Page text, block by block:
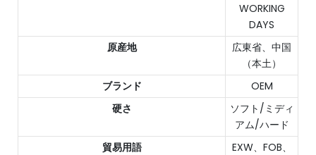
WORKING
DAYS
原産地
広東省、中国
（本土）
ブランド
OEM
硬さ
ソフト/ミディ
アム/ハード
貿易用語
EXW、FOB、